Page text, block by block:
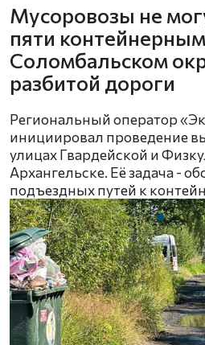
Мусоровозы не
пяти
Соломбальском
разбитой дороги
Региональный оператор
инициировал проведение
улицах Гвардейской и
Архангельске. Её задача -
подъездных путей к